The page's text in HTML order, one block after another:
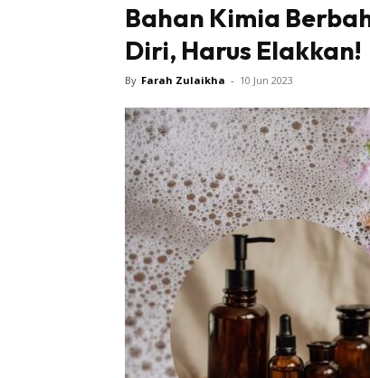
Bahan Kimia
Diri, Harus Elakkan!
By Farah Zulaikha - 10 Jun 2023